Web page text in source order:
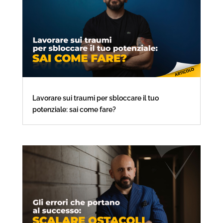
Lavorare sui traumi per sbloccare il tuo
potenziale: sai come fare?